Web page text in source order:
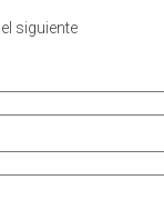
siguiente